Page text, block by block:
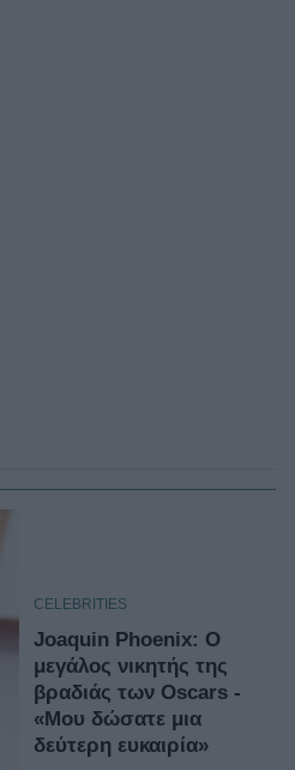
CELEBRITIES
Joaquin Phoenix: Ο
μεγάλος νικητής της
βραδιάς των Oscars -
«Μου δώσατε μια
δεύτερη ευκαιρία»